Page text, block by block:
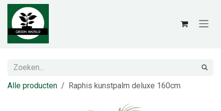
Overslaan naar inhoud
Alle producten Raphis kunstpalm deluxe 160cm